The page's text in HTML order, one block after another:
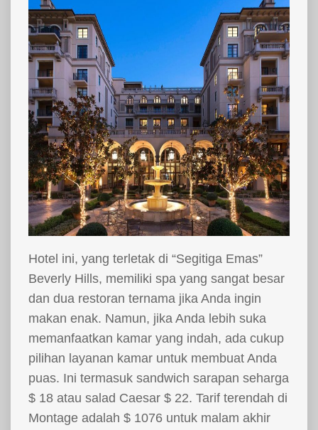
Hotel ini, yang terletak di “Segitiga Emas”
Beverly Hills, memiliki spa yang sangat besar
dan dua restoran ternama jika Anda ingin
makan enak. Namun, jika Anda lebih suka
memanfaatkan kamar yang indah, ada cukup
pilihan layanan kamar untuk membuat Anda
puas. Ini termasuk sandwich sarapan seharga
$ 18 atau salad Caesar $ 22. Tarif terendah di
Montage adalah $ 1076 untuk malam akhir